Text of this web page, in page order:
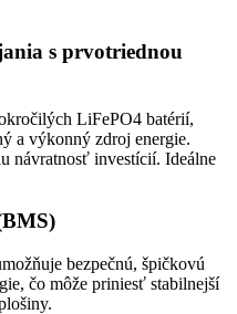
s prvotriednou
LiFePO4 batérií,
a výkonný zdroj energie.
návratnosť investícií. Ideálne
bezpečnú, špičkovú
čo môže priniesť stabilnejší